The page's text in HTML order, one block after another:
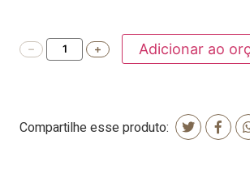
Adicionar ao
Compartilhe esse produto: